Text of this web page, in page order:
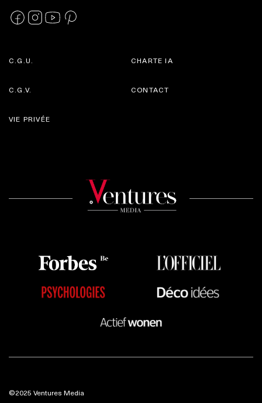
C.G.U.
C.G.V.
CHARTE IA
CONTACT
VIE PRIVÉE
©2025 Ventures Media